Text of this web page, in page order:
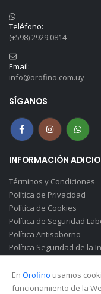
Teléfono:
(+598) 2929.0814
Email:
info@orofino.com.uy
SÍGANOS
INFORMACIÓN
Términos y Condiciones
Política de Privacidad
Política de Cookies
Política de Seguridad
Política Antisoborno
Política Seguridad de la
En Orofino usamos
funcionamiento de la